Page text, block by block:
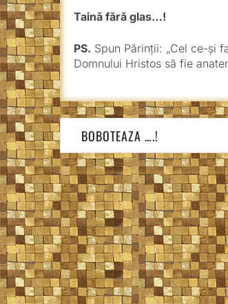
Taină fără glas…!
PS. Spun Părinții: „Cel ce-și
Domnului Hristos să fie
Navigare
în
articole
BOBOTEAZA ….!